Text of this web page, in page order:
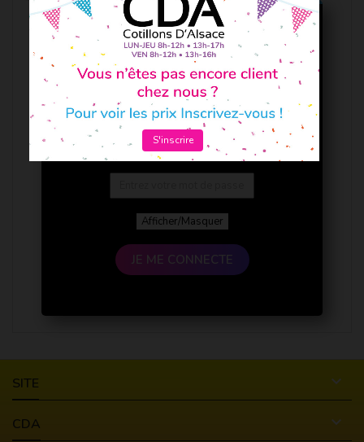
Afficher/Masquer
JE ME CONNECTE
SITE 
CDA 
S'inscrire